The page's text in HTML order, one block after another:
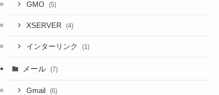
GMO (5)
XSERVER (4)
インターリンク (1)
メール (7)
Gmail (6)